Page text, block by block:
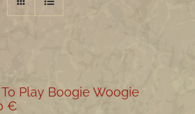
Play Boogie Woogie
€